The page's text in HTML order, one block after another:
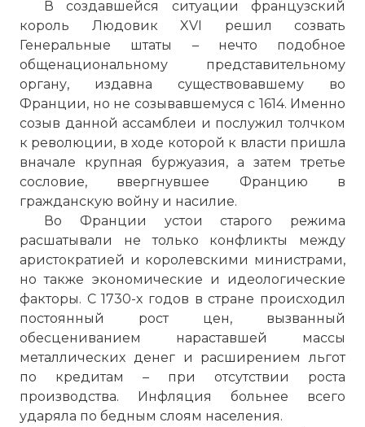
В создавшейся ситуации французский
король Людовик XVI решил созвать
Генеральные штаты – нечто подобное
общенациональному представительному
органу, издавна существовавшему во
Франции, но не созывавшемуся с 1614. Именно
созыв данной ассамблеи и послужил толчком
к революции, в ходе которой к власти пришла
вначале крупная буржуазия, а затем третье
сословие, ввергнувшее Францию в
гражданскую войну и насилие.
Во Франции устои старого режима
расшатывали не только конфликты между
аристократией и королевскими министрами,
но также экономические и идеологические
факторы. С 1730-х годов в стране происходил
постоянный рост цен, вызванный
обесцениванием нараставшей массы
металлических денег и расширением льгот
по кредитам – при отсутствии роста
производства. Инфляция больнее всего
ударяла по бедным слоям населения.